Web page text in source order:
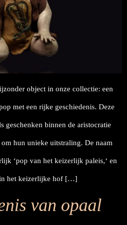
object in onze collectie: een
met een rijke geschiedenis. Deze
geschenken binnen de aristocratie
hun unieke uitstraling. De naam
‘pop van het keizerlijk paleis,‘ en
het keizerlijke hof […]
van opaal